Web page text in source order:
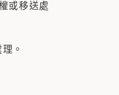
或移送處
。